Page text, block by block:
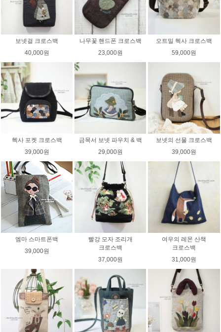
보넷걸 크로스백
40,000원
나무꽃 핸드폰 크로스백
23,000원
오트밀 헥사 크로스백
59,000원
헥사 포켓 크로스백
39,000원
금목서 보넷 파우치 & 백
29,000원
보넷의 선물 크로스백
39,000원
엠마 스마트폰백
39,000원
빨강 모자 조리개
크로스백
37,000원
여우의 레몬 산책
크로스백
31,000원